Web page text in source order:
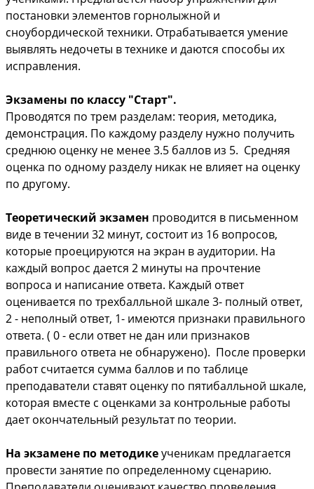
постановки элементов горнолыжной и
сноубордической техники. Отрабатывается умение
выявлять недочеты в технике и даются способы их
исправления.
Экзамены по классу "Старт".
Проводятся по трем разделам: теория, методика,
демонстрация. По каждому разделу нужно получить
среднюю оценку не менее 3.5 баллов из 5. Средняя
оценка по одному разделу никак не влияет на оценку
по другому.
Теоретический экзамен проводится в письменном
виде в течении 32 минут, состоит из 16 вопросов,
которые проецируются на экран в аудитории. На
каждый вопрос дается 2 минуты на прочтение
вопроса и написание ответа. Каждый ответ
оценивается по трехбалльной шкале 3- полный ответ,
2 - неполный ответ, 1- имеются признаки правильного
ответа. ( 0 - если ответ не дан или признаков
правильного ответа не обнаружено). После проверки
работ считается сумма баллов и по таблице
преподаватели ставят оценку по пятибалльной шкале,
которая вместе с оценками за контрольные работы
дает окончательный результат по теории.
На экзамене по методикеученикам предлагается
провести занятие по определенному сценарию.